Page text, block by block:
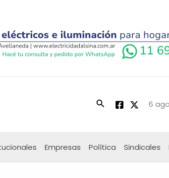
Buscar 6
Empresas Política Sindicales